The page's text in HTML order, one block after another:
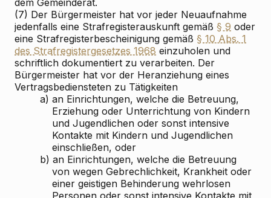
(7) Der Bürgermeister hat vor jeder Neuaufnahme
jedenfalls eine Strafregisterauskunft gemäß § 9 oder
eine Strafregisterbescheinigung gemäß § 10 Abs. 1
des Strafregistergesetzes 1968 einzuholen und
schriftlich dokumentiert zu verarbeiten. Der
Bürgermeister hat vor der Heranziehung eines
Vertragsbediensteten zu Tätigkeiten
a) an Einrichtungen, welche die Betreuung,
Erziehung oder Unterrichtung von Kindern
und Jugendlichen oder sonst intensive
Kontakte mit Kindern und Jugendlichen
einschließen, oder
b) an Einrichtungen, welche die Betreuung
von wegen Gebrechlichkeit, Krankheit oder
einer geistigen Behinderung wehrlosen
Personen oder sonst intensive Kontakte mit